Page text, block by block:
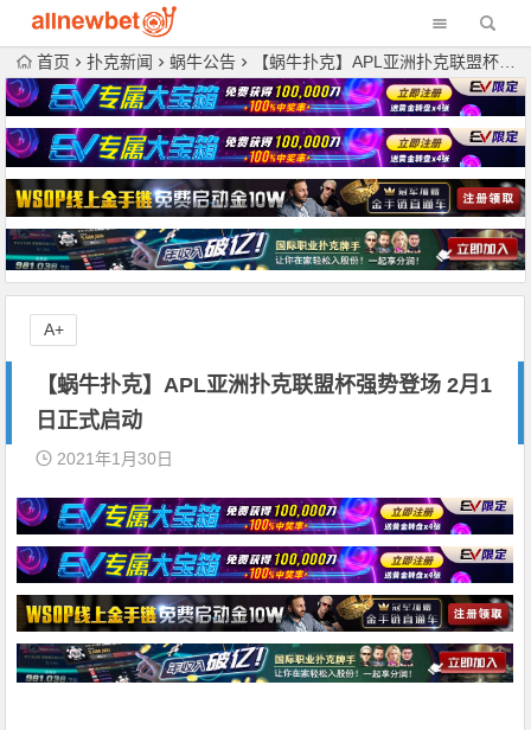
首页 扑克新闻 蜗牛公告 【蜗牛扑克】APL亚洲扑克联盟杯强势登场 2月1日正式启动
【蜗牛扑克】APL亚洲扑克联盟杯强势登场 2月1
日正式启动
2021年1月30日
A+